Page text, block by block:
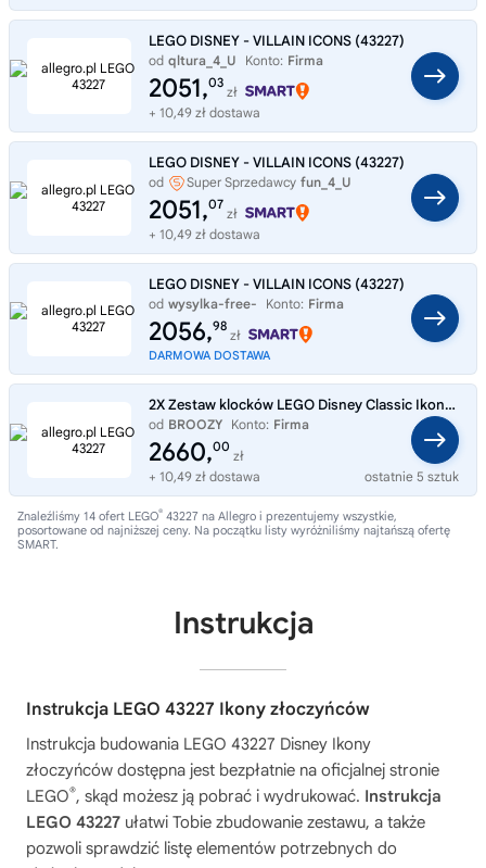
LEGO DISNEY - VILLAIN ICONS (43227)
od qltura_4_U Konto: Firma
2051,03
zł
+ 10,49 zł dostawa
LEGO DISNEY - VILLAIN ICONS (43227)
od Super Sprzedawcy fun_4_U
2051,07
zł
+ 10,49 zł dostawa
LEGO DISNEY - VILLAIN ICONS (43227)
od wysylka-free- Konto: Firma
2056,98
zł
DARMOWA DOSTAWA
2X Zestaw klocków LEGO Disney Classic Ikony złoczyńców 43227
od BROOZY Konto: Firma
2660,00
zł
+ 10,49 zł dostawa
ostatnie 5 sztuk
Znaleźliśmy 14 ofert LEGO® 43227 na Allegro i prezentujemy wszystkie,
posortowane od najniższej ceny. Na początku listy wyróżniliśmy najtańszą ofertę
SMART.
Instrukcja
Instrukcja LEGO 43227 Ikony złoczyńców
Instrukcja budowania LEGO 43227 Disney Ikony
złoczyńców dostępna jest bezpłatnie na oficjalnej stronie
LEGO®, skąd możesz ją pobrać i wydrukować. Instrukcja
LEGO 43227 ułatwi Tobie zbudowanie zestawu, a także
pozwoli sprawdzić listę elementów potrzebnych do